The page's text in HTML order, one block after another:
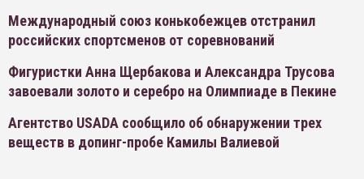
Международный союз конькобежцев отстранил
российских спортсменов от соревнований
Фигуристки Анна Щербакова и Александра Трусова
завоевали золото и серебро на Олимпиаде в Пекине
Агентство USADA сообщило об обнаружении трех
веществ в допинг-пробе Камилы Валиевой